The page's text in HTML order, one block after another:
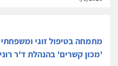
מתמחה בטיפול זוגי
'מכון קשרים' בהנהלת ד'ר